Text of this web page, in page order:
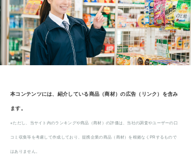
本コンテンツには、紹介している商品（商材）の広告（リンク）を含み
ます。
※ただし、当サイト内のランキングや商品（商材）の評価は、当社の調査やユーザーの口
コミ収集等を考慮して作成しており、提携企業の商品（商材）を根拠なくPRするもので
はありません。